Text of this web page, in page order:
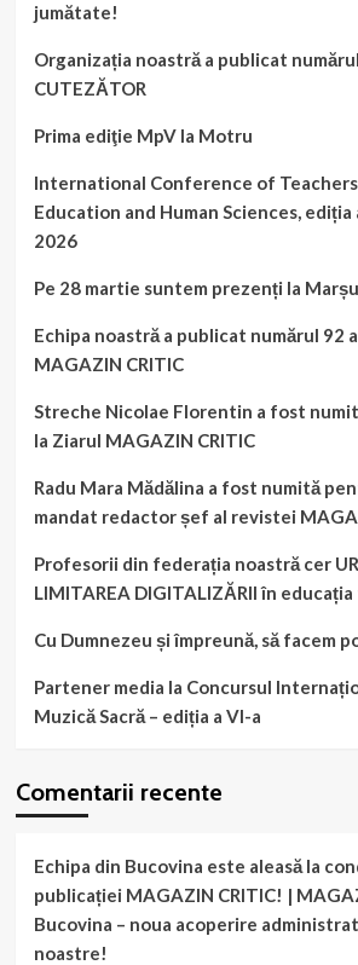
jumătate!
Organizația noastră a publicat
CUTEZĂTOR
Prima ediţie MpV la Motru
International Conference of Teachers
Education and Human Sciences, ediția
2026
Pe 28 martie suntem prezenți la
Echipa noastră a publicat numărul 92
MAGAZIN CRITIC
Streche Nicolae Florentin a fost
la Ziarul MAGAZIN CRITIC
Radu Mara Mădălina a fost numită
mandat redactor șef al revistei
Profesorii din federația noastră cer
LIMITAREA DIGITALIZĂRII în
Cu Dumnezeu și împreună, să facem
Partener media la Concursul
Muzică Sacră – ediția a VI-a
Comentarii recente
Echipa din Bucovina este aleasă la
publicației MAGAZIN CRITIC! |
Bucovina – noua acoperire
noastre!